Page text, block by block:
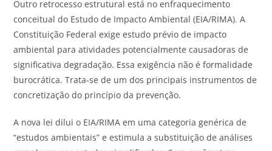
Outro retrocesso estrutural está no enfraquecimento
conceitual do Estudo de Impacto Ambiental (EIA/RIMA). A
Constituição Federal exige estudo prévio de impacto
ambiental para atividades potencialmente causadoras de
significativa degradação. Essa exigência não é formalidade
burocrática. Trata-se de um dos principais instrumentos de
concretização do princípio da prevenção.
A nova lei dilui o EIA/RIMA em uma categoria genérica de
“estudos ambientais” e estimula a substituição de análises